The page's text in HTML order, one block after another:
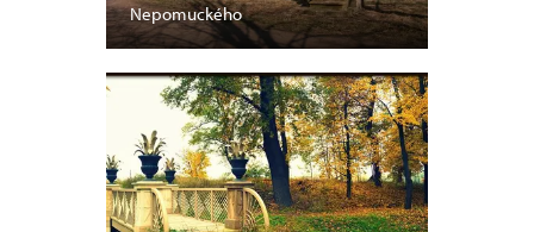
Nepomuckého